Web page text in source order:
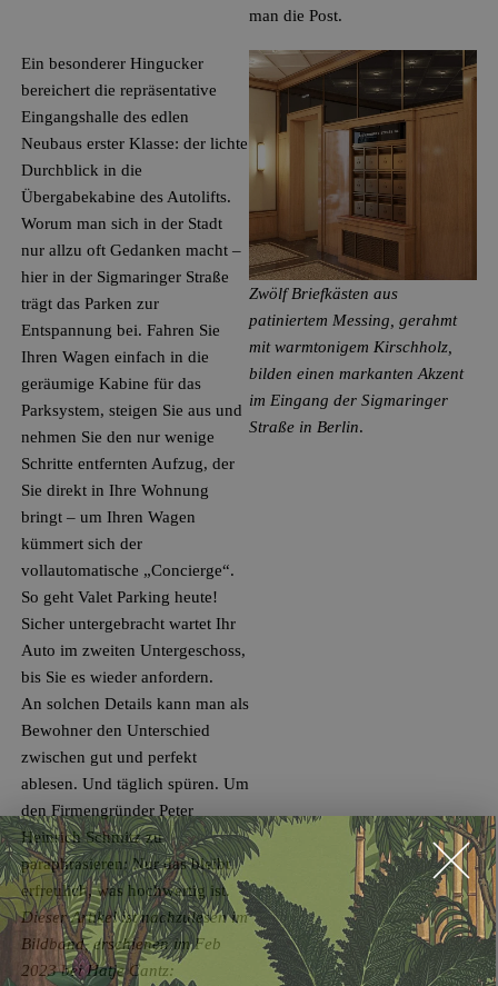
man die Post.
Ein besonderer Hingucker
bereichert die repräsentative
Eingangshalle des edlen
Neubaus erster Klasse: der lichte
Durchblick in die
Übergabekabine des Autolifts.
Worum man sich in der Stadt
nur allzu oft Gedanken macht –
hier in der Sigmaringer Straße
trägt das Parken zur
Entspannung bei. Fahren Sie
Ihren Wagen einfach in die
geräumige Kabine für das
Parksystem, steigen Sie aus und
nehmen Sie den nur wenige
Schritte entfernten Aufzug, der
Sie direkt in Ihre Wohnung
bringt – um Ihren Wagen
kümmert sich der
vollautomatische „Concierge“.
So geht Valet Parking heute!
Sicher untergebracht wartet Ihr
Auto im zweiten Untergeschoss,
bis Sie es wieder anfordern.
An solchen Details kann man als
Bewohner den Unterschied
zwischen gut und perfekt
ablesen. Und täglich spüren. Um
den Firmengründer Peter
Heinrich Schmitz zu
paraphrasieren: Nur das bleibt
erfreulich, was hochwertig ist.
Dieser Artikel ist nachzulesen im
Bildband, erschienen im Feb
2023 bei Hatje Cantz:
Zwölf Briefkästen aus
patiniertem Messing, gerahmt
mit warmtonigem Kirschholz,
bilden einen markanten Akzent
im Eingang der Sigmaringer
Straße in Berlin.